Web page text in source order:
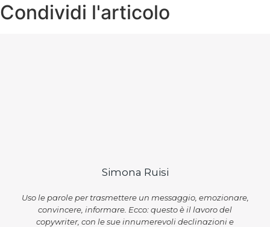
Condividi l'articolo
Simona Ruisi
Uso le parole per trasmettere un messaggio, emozionare,
convincere, informare. Ecco: questo è il lavoro del
copywriter, con le sue innumerevoli declinazioni e